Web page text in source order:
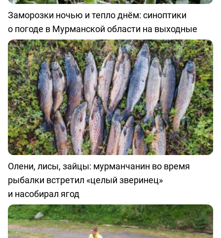
Заморозки ночью и тепло днём: синоптики
о погоде в Мурманской области на выходные
Олени, лисы, зайцы: мурманчанин во время
рыбалки встретил «целый зверинец»
и насобирал ягод